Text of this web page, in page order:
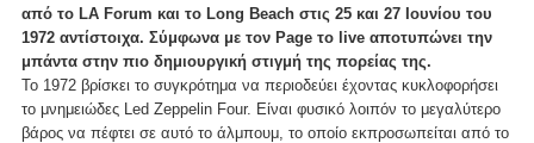
από το LA Forum και το Long Beach στις 25 και 27 Ιουνίου του
1972 αντίστοιχα. Σύμφωνα με τον Page το live αποτυπώνει την
μπάντα στην πιο δημιουργική στιγμή της πορείας της.
Το 1972 βρίσκει το συγκρότημα να περιοδεύει έχοντας κυκλοφορήσει
το μνημειώδες Led Zeppelin Four. Είναι φυσικό λοιπόν το μεγαλύτερο
βάρος να πέφτει σε αυτό το άλμπουμ, το οποίο εκπροσωπείται από τo